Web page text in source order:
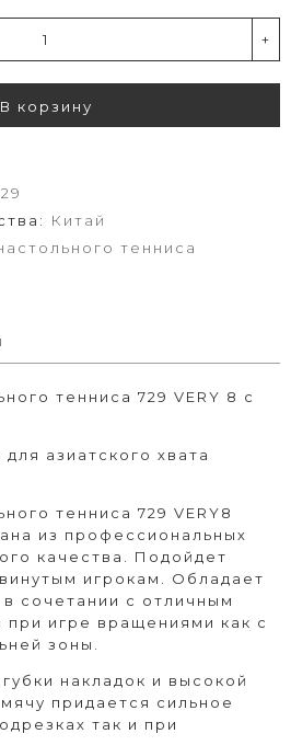
+
В корзину
Китай
тенниса
тенниса 729 VERY 8 с
азиатского хвата
тенниса 729 VERY8
из профессиональных
качества. Подойдет
игрокам. Обладает
сочетании с отличным
игре вращениями как с
зоны.
накладок и высокой
придается сильное
так и при